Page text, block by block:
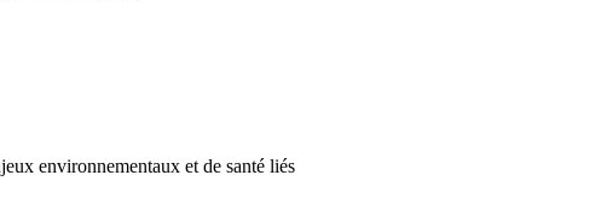
environnementaux et de santé liés